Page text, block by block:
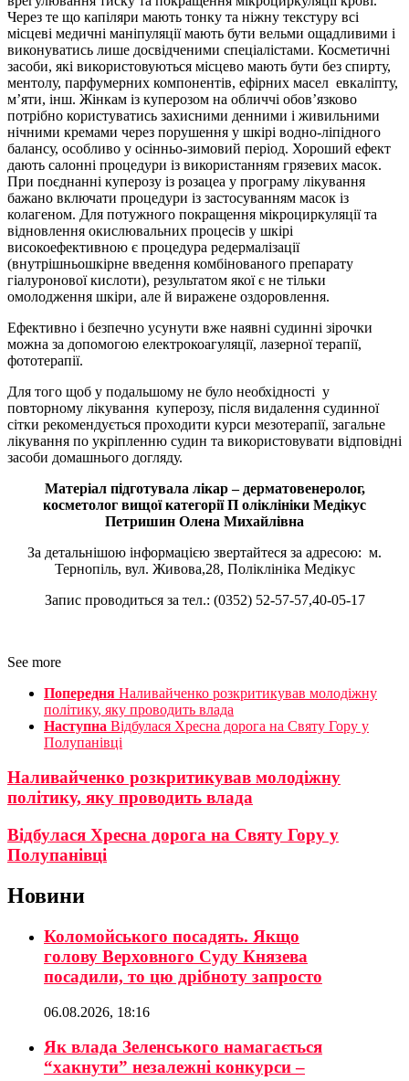
Через те що капіляри мають тонку та ніжну текстуру всі
місцеві медичні маніпуляції мають бути вельми ощадливими і
виконуватись лише досвідченими спеціалістами. Косметичні
засоби, які використовуються місцево мають бути без спирту,
ментолу, парфумерних компонентів, ефірних масел евкаліпту,
м’яти, інш. Жінкам із куперозом на обличчі обов’язково
потрібно користуватись захисними денними і живильними
нічними кремами через порушення у шкірі водно-ліпідного
балансу, особливо у осінньо-зимовий період. Хороший ефект
дають салонні процедури із використанням грязевих масок.
При поєднанні куперозу із розацеа у програму лікування
бажано включати процедури із застосуванням масок із
колагеном. Для потужного покращення мікроциркуляції та
відновлення окислювальних процесів у шкірі
високоефективною є процедура редермалізації
(внутрішньошкірне введення комбінованого препарату
гіалуронової кислоти), результатом якої є не тільки
омолодження шкіри, але й виражене оздоровлення.
Ефективно і безпечно усунути вже наявні судинні зірочки
можна за допомогою електрокоагуляції, лазерної терапії,
фототерапії.
Для того щоб у подальшому не було необхідності у
повторному лікування куперозу, після видалення судинної
сітки рекомендується проходити курси мезотерапії, загальне
лікування по укріпленню судин та використовувати відповідні
засоби домашнього догляду.
Матеріал підготувала лікар – дерматовенеролог,
косметолог вищої категорії П оліклініки Медікус
Петришин Олена Михайлівна
За детальнішою інформацією звертайтеся за адресою: м.
Тернопіль, вул. Живова,28, Поліклініка Медікус
Запис проводиться за тел.: (0352) 52-57-57,40-05-17
See more
Попередня Наливайченко розкритикував молодіжну
політику, яку проводить влада
Наступна Відбулася Хресна дорога на Святу Гору у
Полупанівці
Наливайченко розкритикував молодіжну
політику, яку проводить влада
Відбулася Хресна дорога на Святу Гору у
Полупанівці
Новини
Коломойського посадять. Якщо
голову Верховного Суду Князева
посадили, то цю дрібноту запросто
06.08.2026, 18:16
Як влада Зеленського намагається
“хакнути” незалежні конкурси –